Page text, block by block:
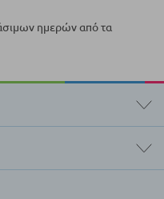
ημερών από τα